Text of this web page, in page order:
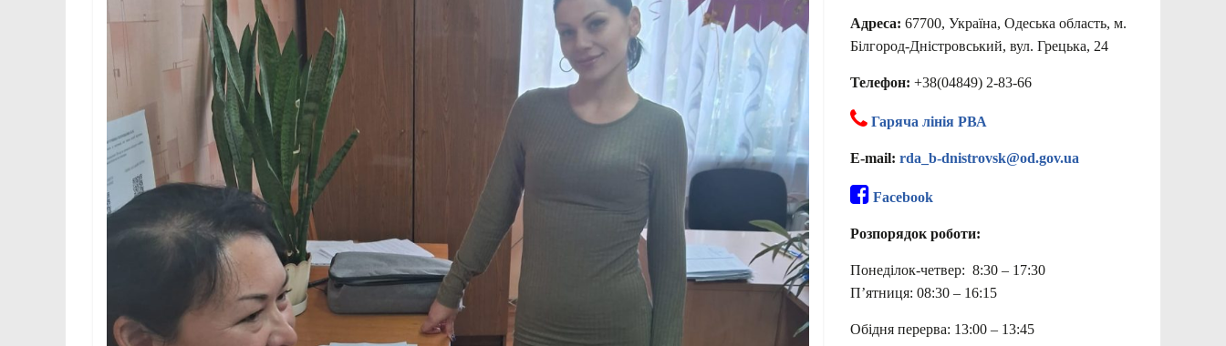
Адреса: 67700, Україна, Одеська область, м.
Білгород-Дністровський, вул. Грецька, 24
Телефон: +38(04849) 2-83-66
Гаряча лінія РВА
E-mail: rda_b-dnistrovsk@od.gov.ua
Facebook
Розпорядок роботи:
Понеділок-четвер: 8:30 – 17:30
П’ятниця: 08:30 – 16:15
Обідня перерва: 13:00 – 13:45